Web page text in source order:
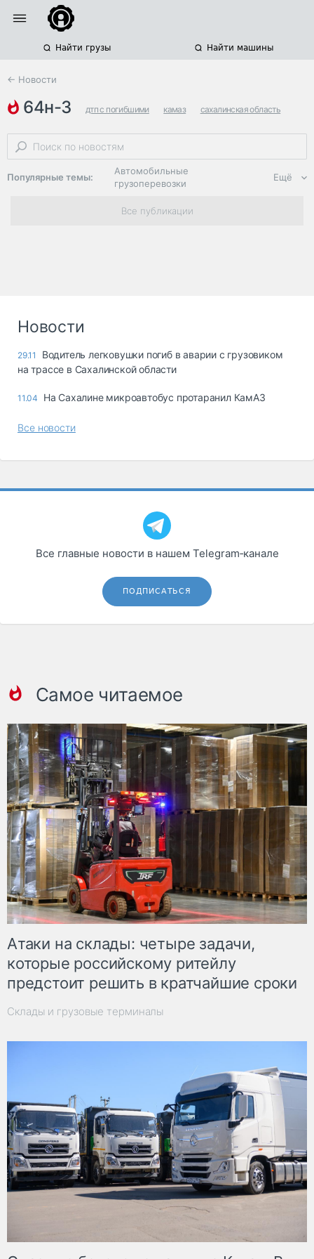
Найти грузы Найти машины
← Новости
64н-3 дтп с погибшими камаз сахалинская область
Популярные темы:
Автомобильные
грузоперевозки
Региональная
логистика
опасные грузы
страхование
грузовые
Коммерческий
Спецтехника
Автосервис,
Топливо, масла и
автохимия
Ещё
Все публикации
Новости
29.11
Водитель легковушки погиб в аварии с грузовиком
на трассе в Сахалинской области
11.04 На Сахалине микроавтобус протаранил КамАЗ
Все новости
Все главные новости в нашем Telegram‑канале
ПОДПИСАТЬСЯ
Самое читаемое
Атаки на склады: четыре задачи,
которые российскому ритейлу
предстоит решить в кратчайшие сроки
Склады и грузовые терминалы